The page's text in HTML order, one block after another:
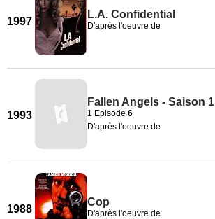
1997
L.A. Confidential
D'après l'oeuvre de
1993
Fallen Angels - Saison 1
1 Episode 6
D'après l'oeuvre de
1988
Cop
D'après l'oeuvre de